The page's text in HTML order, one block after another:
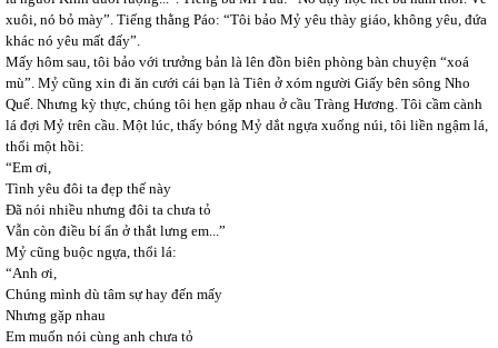
xuôi, nó bỏ mày”. Tiếng thằng Páo: “Tôi bảo Mỷ yêu thày giáo, không yêu, đứa
khác nó yêu mất đấy”.
Mấy hôm sau, tôi bảo với trưởng bản là lên đồn biên phòng bàn chuyện “xoá
mù”. Mỷ cũng xin đi ăn cưới cái bạn là Tiên ở xóm người Giấy bên sông Nho
Quế. Nhưng kỳ thực, chúng tôi hẹn gặp nhau ở cầu Tràng Hương. Tôi cầm cành
lá đợi Mỷ trên cầu. Một lúc, thấy bóng Mỷ dắt ngựa xuống núi, tôi liền ngậm lá,
thổi một hồi:
“Em ơi,
Tình yêu đôi ta đẹp thế này
Đã nói nhiều nhưng đôi ta chưa tỏ
Vẫn còn điều bí ẩn ở thắt lưng em...”
Mỷ cũng buộc ngựa, thổi lá:
“Anh ơi,
Chúng mình dù tâm sự hay đến mấy
Nhưng gặp nhau
Em muốn nói cùng anh chưa tỏ